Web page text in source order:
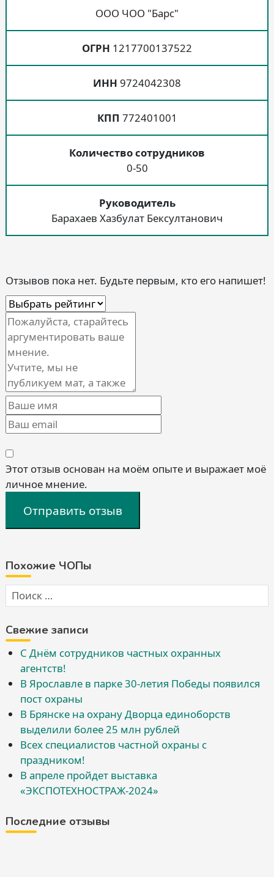
ООО ЧОО "Барс"
ОГРН 1217700137522
ИНН 9724042308
КПП 772401001
Количество сотрудников
0-50
Руководитель
Барахаев Хазбулат Бексултанович
Отзывов пока нет. Будьте первым, кто его напишет!
Этот отзыв основан на моём опыте и выражает моё
личное мнение.
Отправить отзыв
Похожие ЧОПы
Свежие записи
С Днём сотрудников частных охранных
агентств!
В Ярославле в парке 30-летия Победы появился
пост охраны
В Брянске на охрану Дворца единоборств
выделили более 25 млн рублей
Всех специалистов частной охраны с
праздником!
В апреле пройдет выставка
«ЭКСПОТЕХНОСТРАЖ-2024»
Последние отзывы